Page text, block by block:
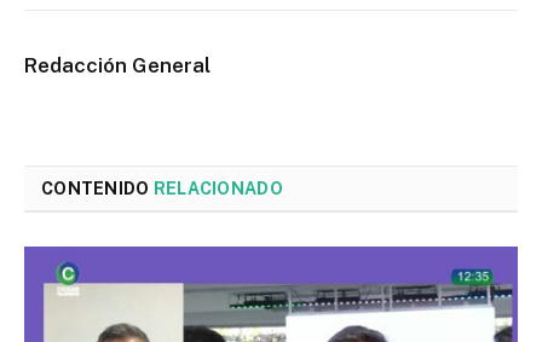
Redacción General
CONTENIDO RELACIONADO